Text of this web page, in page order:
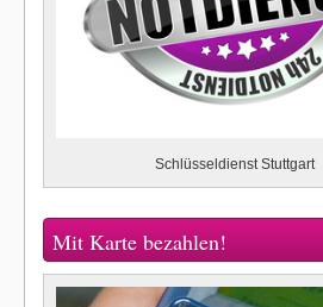
Schlüsseldienst Stuttgart
Mit Karte bezahlen!